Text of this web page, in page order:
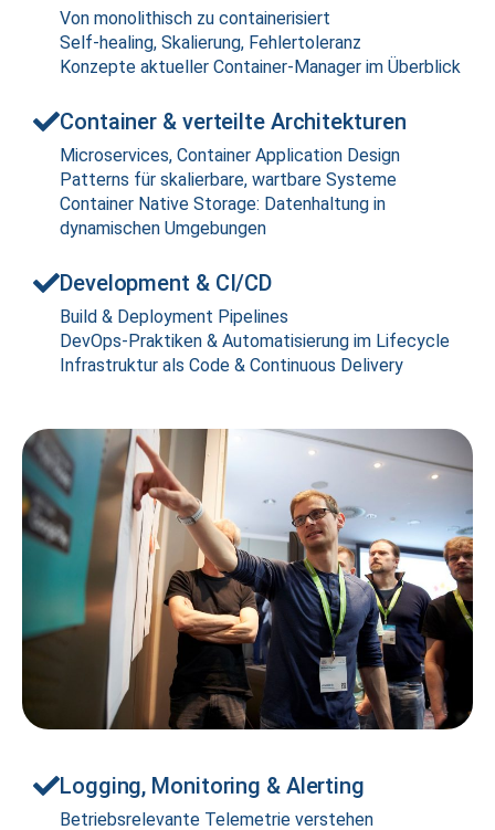
Von monolithisch zu containerisiert
Self-healing, Skalierung, Fehlertoleranz
Konzepte aktueller Container-Manager im Überblick
Container & verteilte Architekturen
Microservices, Container Application Design
Patterns für skalierbare, wartbare Systeme
Container Native Storage: Datenhaltung in
dynamischen Umgebungen
Development & CI/CD
Build & Deployment Pipelines
DevOps-Praktiken & Automatisierung im Lifecycle
Infrastruktur als Code & Continuous Delivery
Logging, Monitoring & Alerting
Betriebsrelevante Telemetrie verstehen